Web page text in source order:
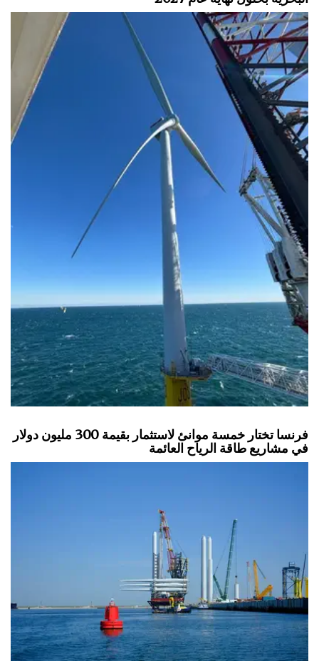
فرنسا تختار خمسة موانئ لاستثمار بقيمة 300 مليون دولار
في مشاريع طاقة الرياح العائمة